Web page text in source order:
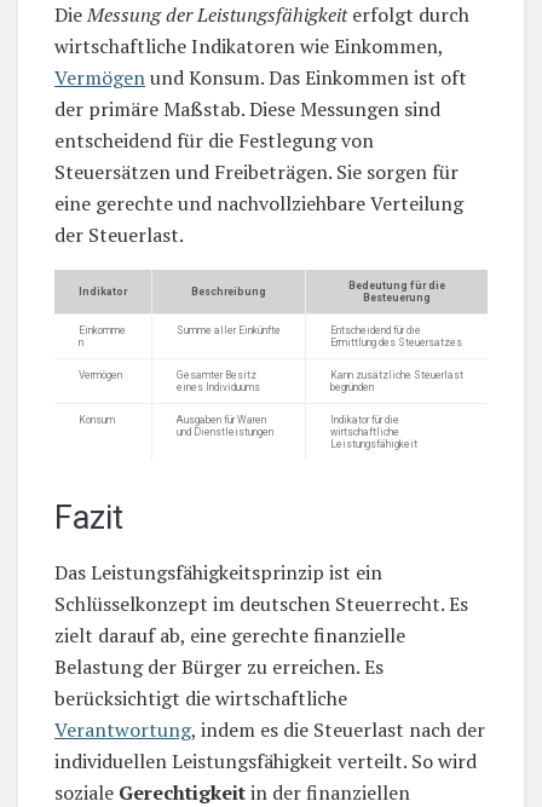
DieMessung der Leistungsfähigkeiterfolgt durch
wirtschaftliche Indikatoren wie Einkommen,
Vermögenund Konsum. Das Einkommen ist oft
der primäre Maßstab. Diese Messungen sind
entscheidend für die Festlegung von
Steuersätzen und Freibeträgen. Sie sorgen für
eine gerechte und nachvollziehbare Verteilung
der Steuerlast.
Indikator Beschreibung
Bedeutung für die
Besteuerung
Einkomme
n
Summe aller Einkünfte
Entscheidend für die
Ermittlung des Steuersatzes
Vermögen
Gesamter Besitz
eines Individuums
Kann zusätzliche Steuerlast
begründen
Konsum
Ausgaben für Waren
und Dienstleistungen
Indikator für die
wirtschaftliche
Leistungsfähigkeit
Fazit
Das Leistungsfähigkeitsprinzip ist ein
Schlüsselkonzept im deutschen Steuerrecht. Es
zielt darauf ab, eine gerechte finanzielle
Belastung der Bürger zu erreichen. Es
berücksichtigt die wirtschaftliche
Verantwortung, indem es die Steuerlast nach der
individuellen Leistungsfähigkeit verteilt. So wird
soziale Gerechtigkeitin der finanziellen